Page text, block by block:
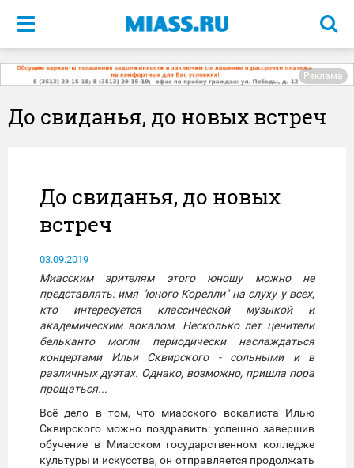
Меню
Реклама
До свиданья, до новых встреч
До свиданья, до новых
встреч
03.09.2019
Миасским зрителям этого юношу можно не
представлять: имя "юного Корелли" на слуху у всех,
кто интересуется классической музыкой и
академическим вокалом. Несколько лет ценители
бельканто могли периодически наслаждаться
концертами Ильи Сквирского - сольными и в
различных дуэтах. Однако, возможно, пришла пора
прощаться...
Всё дело в том, что миасского вокалиста Илью
Сквирского можно поздравить: успешно завершив
обучение в Миасском государственном колледже
культуры и искусства, он отправляется продолжать